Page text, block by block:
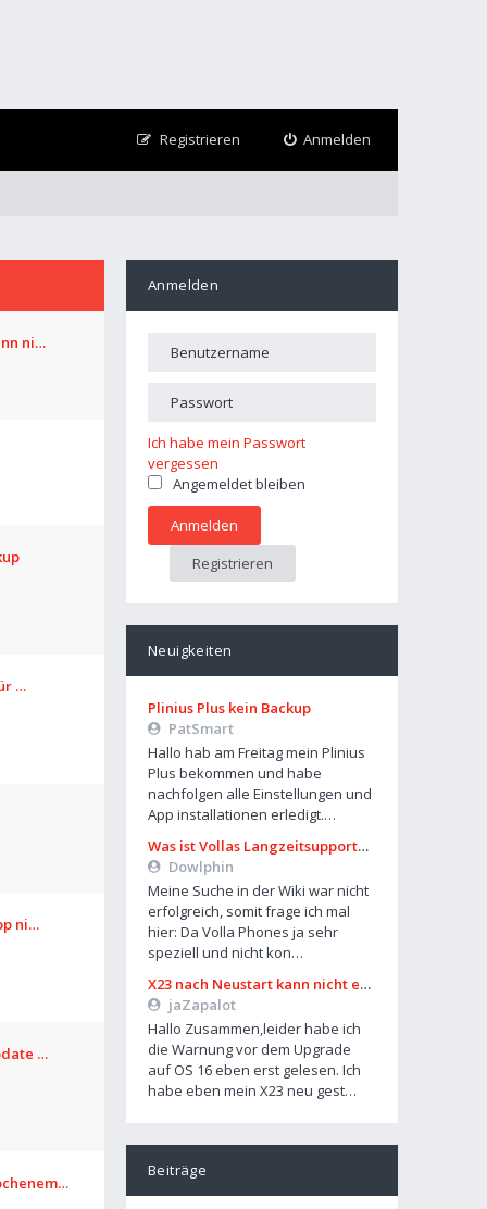
Anmelden
Registrieren
Anmelden
Ich habe mein Passwort
vergessen
Angemeldet bleiben
Registrieren
Neuigkeiten
Plinius Plus kein Backup
PatSmart
Hallo hab am Freitag mein Plinius
Plus bekommen und habe
nachfolgen alle Einstellungen und
App installationen erledigt.…
Was ist Vollas Langzeitsupportplan?
Dowlphin
Meine Suche in der Wiki war nicht
erfolgreich, somit frage ich mal
hier: Da Volla Phones ja sehr
speziell und nicht kon…
X23 nach Neustart kann nicht entsperrt werden
jaZapalot
Hallo Zusammen,leider habe ich
die Warnung vor dem Upgrade
auf OS 16 eben erst gelesen. Ich
habe eben mein X23 neu gest…
Beiträge
ni…
…
ni…
…